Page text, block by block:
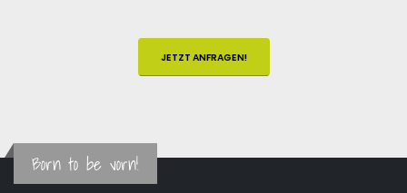
JETZT ANFRAGEN!
Born to be vorn!